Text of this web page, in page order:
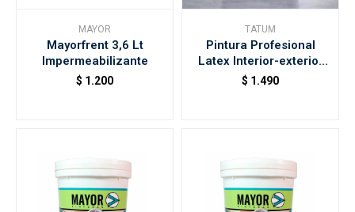
MAYOR
Mayorfrent 3,6 Lt
Impermeabilizante
$ 1.200
TATUM
Pintura Profesional
Latex Interior-exterior
20 Litros Tatum
$ 1.490